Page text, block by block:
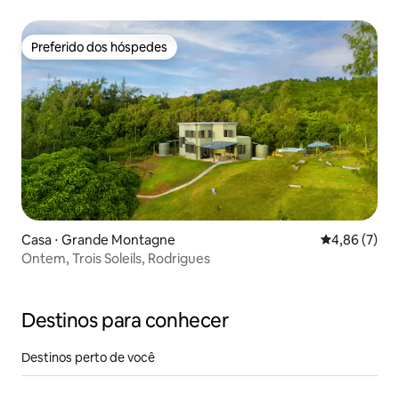
Preferido dos hóspedes
Preferido dos hóspedes
Casa ⋅ Grande Montagne 4,86 de uma
4,86 (7)
Ontem, Trois Soleils, Rodrigues
Destinos para conhecer
Destinos perto de você